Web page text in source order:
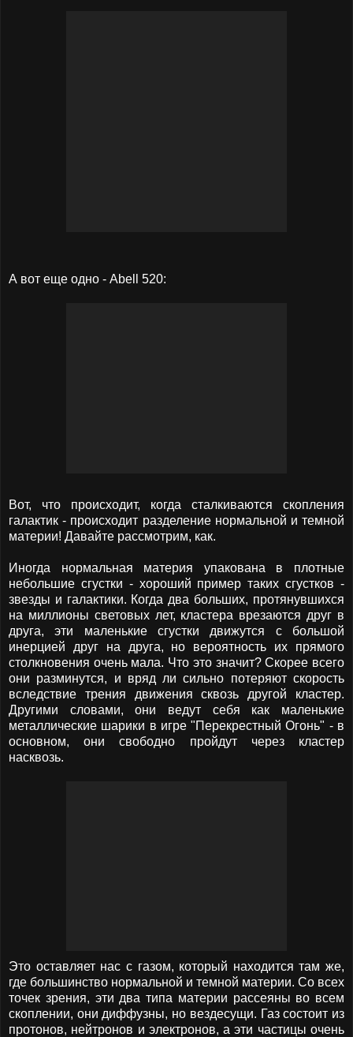
А вот еще одно - Abell 520:
Вот, что происходит, когда сталкиваются скопления
галактик - происходит разделение нормальной и темной
материи! Давайте рассмотрим, как.
Иногда нормальная материя упакована в плотные
небольшие сгустки - хороший пример таких сгустков -
звезды и галактики. Когда два больших, протянувшихся
на миллионы световых лет, кластера врезаются друг в
друга, эти маленькие сгустки движутся с большой
инерцией друг на друга, но вероятность их прямого
столкновения очень мала. Что это значит? Скорее всего
они разминутся, и вряд ли сильно потеряют скорость
вследствие трения движения сквозь другой кластер.
Другими словами, они ведут себя как маленькие
металлические шарики в игре "Перекрестный Огонь" - в
основном, они свободно пройдут через кластер
насквозь.
Это оставляет нас с газом, который находится там же,
где большинство нормальной и темной материи. Со всех
точек зрения, эти два типа материи рассеяны во всем
скоплении, они диффузны, но вездесущи. Газ состоит из
протонов, нейтронов и электронов, а эти частицы очень